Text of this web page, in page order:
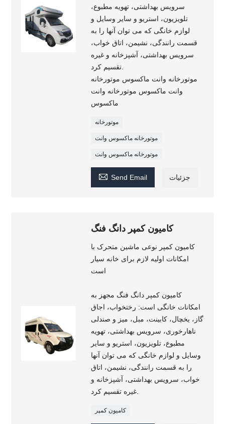
سرویس بهداشتی، تهویه مطبوع،
تلویزیون، استریو و سایر وسایل و
لوازم خانگی که می توان آنها را به
قسمت رانندگی، نشیمن، اتاق خواب،
سرویس بهداشتی، آشپزخانه و غیره
موتورخانه وانت ماکسوس موتورخانه
وانت ماکسوس موتورخانه وانت
ماکسوس
موتورخانه
موتورخانه ماکسوس وانت
موتورخانه ماکسوس وانت
 Send Email جزئیات
کامیون کمپر دانگ فنگ
کامیون کمپر نوعی ماشین متحرک با
امکانات اولیه لازم برای خانه سیار
است
کامیون کمپر دانگ فنگ مجهز به
امکانات خانگی است: رختخواب، اجاق
گاز، یخچال، کابینت، مبل، میز و صندلی
ناهارخوری، سرویس بهداشتی، تهویه
مطبوع، تلویزیون، استریو و سایر
وسایل و لوازم خانگی که می توان آنها
را به قسمت رانندگی، نشیمن، اتاق
خواب، سرویس بهداشتی، آشپزخانه و
کامیون کمپر